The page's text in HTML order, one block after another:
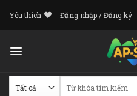
Yêu thích Đăng nhập / Đăng ký